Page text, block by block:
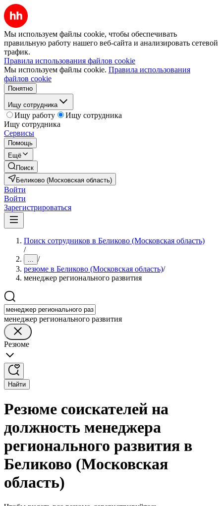
Мы используем файлы cookie, чтобы обеспечивать
правильную работу нашего веб-сайта и анализировать сетевой
трафик.
Правила использования файлов cookie
Мы используем файлы cookie. Правила использования
файлов cookie
Понятно
Ищу сотрудника
Ищу работу
Ищу сотрудника
Ищу сотрудника
Сервисы
Помощь
Ещё
Поиск
Беликово (Московская область)
Войти
Войти
Зарегистрироваться
Поиск сотрудников в Беликово (Московская область)
/
... /
резюме в Беликово (Московская область)/
менеджер регионального развития
менеджер регионального развития
Резюме
Найти
Резюме соискателей на
должность менеджера
регионального развития в
Беликово (Московская
область)